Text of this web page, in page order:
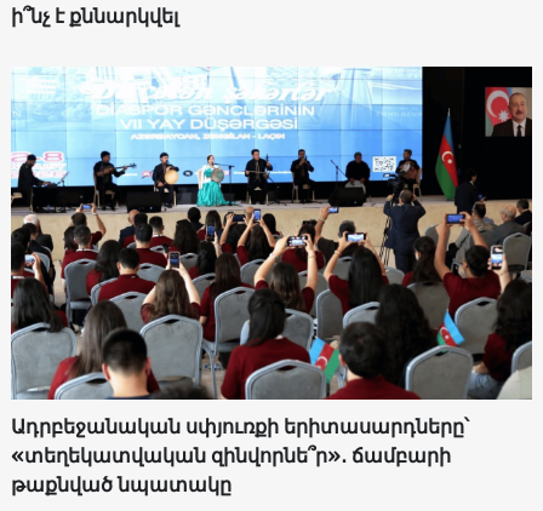
ի՞նչ է քննարկվել
Ադրբեջանական սփյուռքի երիտասարդները՝
«տեղեկատվական զինվորնե՞ր»․ ճամբարի
թաքնված նպատակը